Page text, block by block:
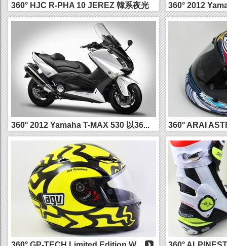
360° HJC R-PHA 10 JEREZ 韓系夜光
360° 2012
賞...
360° 2012 Yamaha T-MAX 530 以36...
360° ARAI
本...